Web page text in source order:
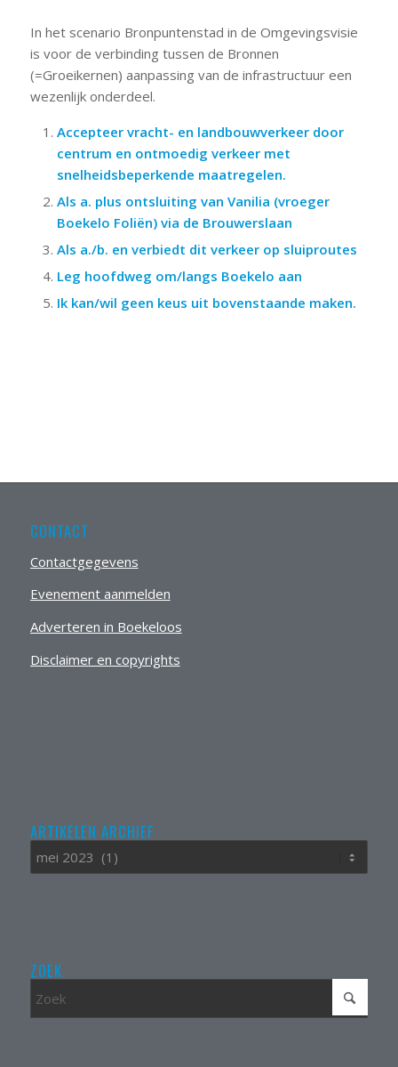
In het scenario Bronpuntenstad in de Omgevingsvisie
is voor de verbinding tussen de Bronnen
(=Groeikernen) aanpassing van de infrastructuur een
wezenlijk onderdeel.
Accepteer vracht- en landbouwverkeer door
centrum en ontmoedig verkeer met
snelheidsbeperkende maatregelen.
Als a. plus ontsluiting van Vanilia (vroeger
Boekelo Foliën) via de Brouwerslaan
Als a./b. en verbiedt dit verkeer op sluiproutes
Leg hoofdweg om/langs Boekelo aan
Ik kan/wil geen keus uit bovenstaande maken.
CONTACT
Contactgegevens
Evenement aanmelden
Adverteren in Boekeloos
Disclaimer en copyrights
ARTIKELEN ARCHIEF
ZOEK